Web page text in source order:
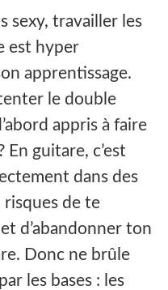
sexy, travailler les
est hyper
apprentissage.
le double
appris à faire
guitare, c’est
dans des
risques de te
d’abandonner ton
Donc ne brûle
les bases : les